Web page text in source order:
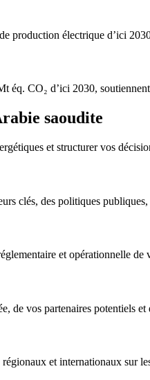
production électrique d’ici
CO₂ d’ici 2030,
saoudite
et structurer vos
clés, des politiques
et opérationnelle
de vos partenaires potentiels
et internationaux sur